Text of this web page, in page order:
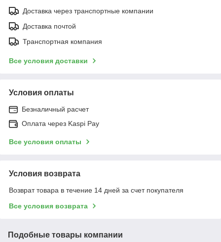
Доставка через транспортные компании
Доставка почтой
Транспортная компания
Все условия доставки
Условия оплаты
Безналичный расчет
Оплата через Kaspi Pay
Все условия оплаты
Условия возврата
Возврат товара в течение 14 дней за счет покупателя
Все условия возврата
Подобные товары компании